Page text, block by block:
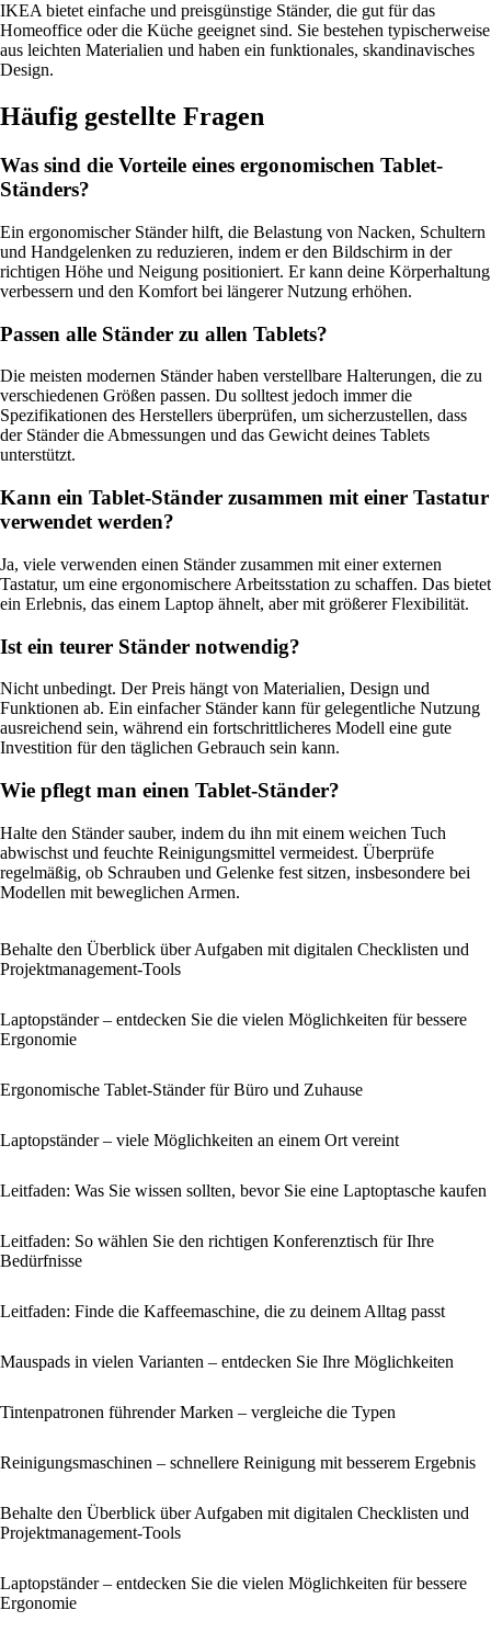
IKEA bietet einfache und preisgünstige Ständer, die gut für das
Homeoffice oder die Küche geeignet sind. Sie bestehen typischerweise
aus leichten Materialien und haben ein funktionales, skandinavisches
Design.
Häufig gestellte Fragen
Was sind die Vorteile eines ergonomischen Tablet-
Ständers?
Ein ergonomischer Ständer hilft, die Belastung von Nacken, Schultern
und Handgelenken zu reduzieren, indem er den Bildschirm in der
richtigen Höhe und Neigung positioniert. Er kann deine Körperhaltung
verbessern und den Komfort bei längerer Nutzung erhöhen.
Passen alle Ständer zu allen Tablets?
Die meisten modernen Ständer haben verstellbare Halterungen, die zu
verschiedenen Größen passen. Du solltest jedoch immer die
Spezifikationen des Herstellers überprüfen, um sicherzustellen, dass
der Ständer die Abmessungen und das Gewicht deines Tablets
unterstützt.
Kann ein Tablet-Ständer zusammen mit einer Tastatur
verwendet werden?
Ja, viele verwenden einen Ständer zusammen mit einer externen
Tastatur, um eine ergonomischere Arbeitsstation zu schaffen. Das bietet
ein Erlebnis, das einem Laptop ähnelt, aber mit größerer Flexibilität.
Ist ein teurer Ständer notwendig?
Nicht unbedingt. Der Preis hängt von Materialien, Design und
Funktionen ab. Ein einfacher Ständer kann für gelegentliche Nutzung
ausreichend sein, während ein fortschrittlicheres Modell eine gute
Investition für den täglichen Gebrauch sein kann.
Wie pflegt man einen Tablet-Ständer?
Halte den Ständer sauber, indem du ihn mit einem weichen Tuch
abwischst und feuchte Reinigungsmittel vermeidest. Überprüfe
regelmäßig, ob Schrauben und Gelenke fest sitzen, insbesondere bei
Modellen mit beweglichen Armen.
Behalte den Überblick über Aufgaben mit digitalen Checklisten und
Projektmanagement-Tools
Laptopständer – entdecken Sie die vielen Möglichkeiten für bessere
Ergonomie
Ergonomische Tablet-Ständer für Büro und Zuhause
Laptopständer – viele Möglichkeiten an einem Ort vereint
Leitfaden: Was Sie wissen sollten, bevor Sie eine Laptoptasche kaufen
Leitfaden: So wählen Sie den richtigen Konferenztisch für Ihre
Bedürfnisse
Leitfaden: Finde die Kaffeemaschine, die zu deinem Alltag passt
Mauspads in vielen Varianten – entdecken Sie Ihre Möglichkeiten
Tintenpatronen führender Marken – vergleiche die Typen
Reinigungsmaschinen – schnellere Reinigung mit besserem Ergebnis
Behalte den Überblick über Aufgaben mit digitalen Checklisten und
Projektmanagement-Tools
Laptopständer – entdecken Sie die vielen Möglichkeiten für bessere
Ergonomie